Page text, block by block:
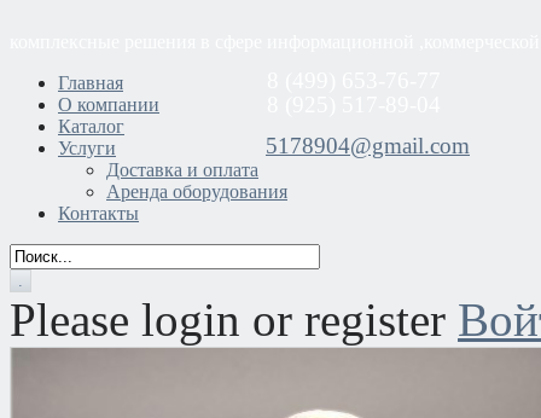
5178904@gmail.com
Главная
О компании
Каталог
Услуги
Доставка и оплата
Аренда оборудования
Контакты
Please login or register